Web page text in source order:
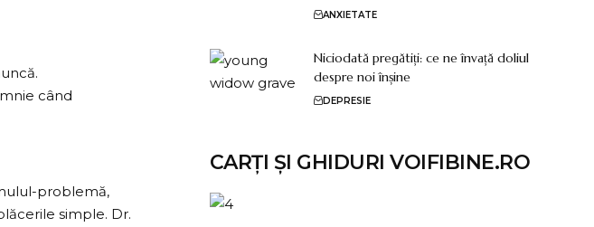
când
problemă,
simple. Dr.
ANXIETATE
Niciodată pregătiți: ce ne învață doliul
despre noi înșine
DEPRESIE
CARȚI ȘI GHIDURI VOIFIBINE.RO